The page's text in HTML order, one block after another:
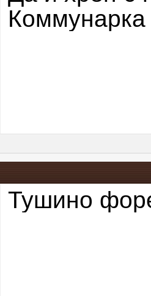
Коммунарка
Тушино